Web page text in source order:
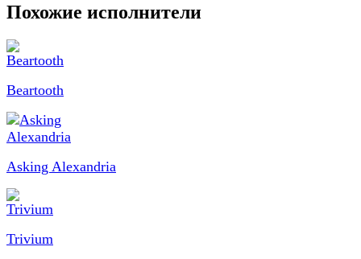
Похожие исполнители
Beartooth
Asking Alexandria
Trivium